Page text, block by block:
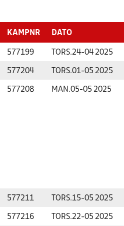
KAMPNR DATO
577199 TORS.24-04 2025
577204 TORS.01-05 2025
577208 MAN.05-05 2025
577211 TORS.15-05 2025
577216 TORS.22-05 2025